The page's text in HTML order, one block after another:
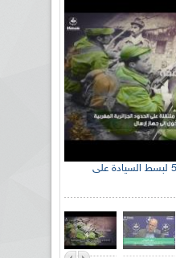
الإذاعة الجزائرية تحي الذكرى 59 لبسط السيادة على